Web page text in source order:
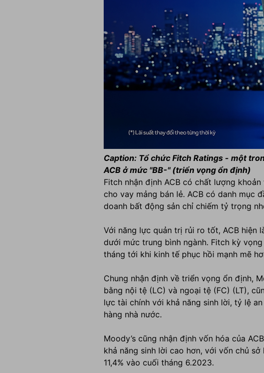
Caption: Tổ chức Fitch Ratings - một
ACB ở mức "BB-" (triển vọng ổn định)
Fitch nhận định ACB có chất lượng
cho vay mảng bán lẻ. ACB có danh mục
doanh bất động sản chỉ chiếm tỷ trọng
Với năng lực quản trị rủi ro tốt, ACB hiện
dưới mức trung bình ngành. Fitch kỳ
tháng tới khi kinh tế phục hồi mạnh mẽ
Chung nhận định về triển vọng ổn định,
bằng nội tệ (LC) và ngoại tệ (FC) (LT),
lực tài chính với khả năng sinh lời, tỷ lệ
hàng nhà nước.
Moody’s cũng nhận định vốn hóa của ACB
khả năng sinh lời cao hơn, với vốn chủ sở
11,4% vào cuối tháng 6.2023.